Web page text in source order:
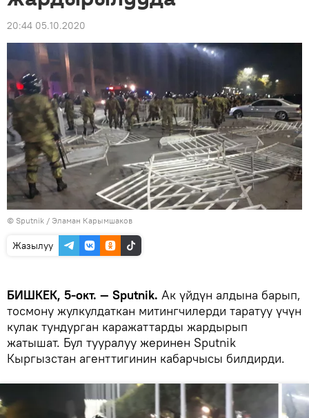
20:44 05.10.2020
© Sputnik / Эламан Карымшаков
Жазылуу
БИШКЕК, 5-окт. — Sputnik. Ак үйдүн алдына барып,
тосмону жулкулдаткан митингчилерди таратуу үчүн
кулак тундурган каражаттарды жардырып
жатышат. Бул тууралуу жеринен Sputnik
Кыргызстан агенттигинин кабарчысы билдирди.